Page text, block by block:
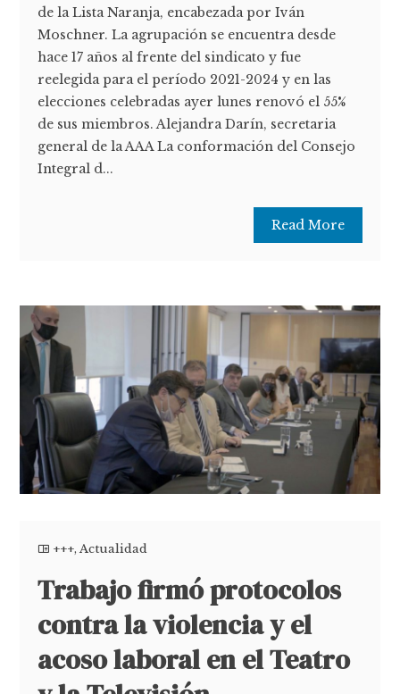
de la Lista Naranja, encabezada por Iván
Moschner. La agrupación se encuentra desde
hace 17 años al frente del sindicato y fue
reelegida para el período 2021-2024 y en las
elecciones celebradas ayer lunes renovó el 55%
de sus miembros. Alejandra Darín, secretaria
general de la AAA La conformación del Consejo
Integral d...
Read More
+++,Actualidad
Trabajo firmó protocolos
contra la violencia y el
acoso laboral en el Teatro